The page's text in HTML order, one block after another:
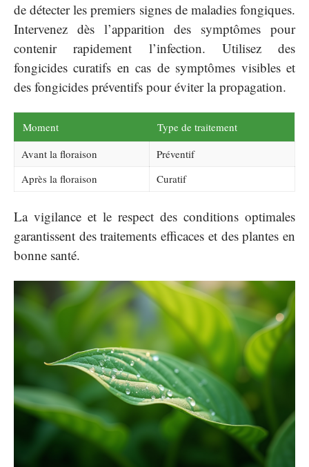
de détecter les premiers signes de maladies fongiques.
Intervenez dès l’apparition des symptômes pour
contenir rapidement l’infection. Utilisez des
fongicides curatifs en cas de symptômes visibles et
des fongicides préventifs pour éviter la propagation.
Moment
Type de traitement
Avant la floraison
Préventif
Après la floraison
Curatif
La vigilance et le respect des conditions optimales
garantissent des traitements efficaces et des plantes en
bonne santé.